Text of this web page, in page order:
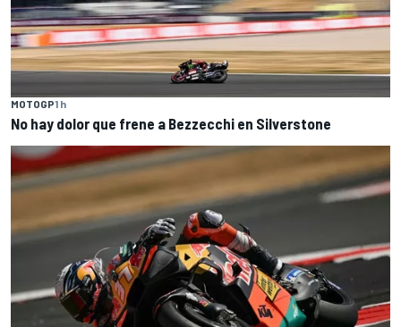
MOTOGP1 h
No hay dolor que frene a Bezzecchi en Silverstone